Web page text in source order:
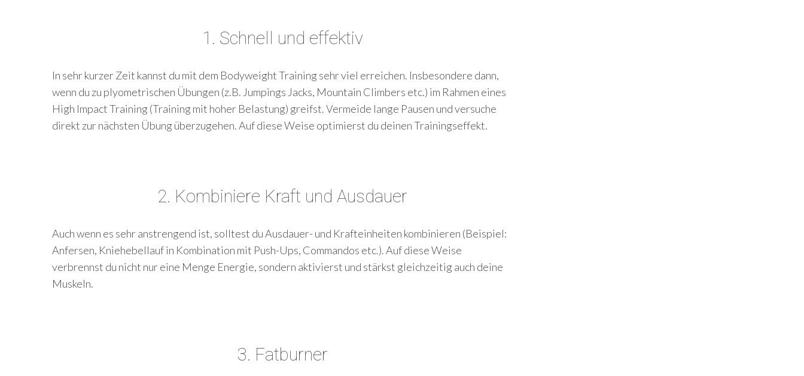
1. Schnell und effektiv
In sehr kurzer Zeit kannst du mit dem Bodyweight Training sehr viel erreichen. Insbesondere dann,
wenn du zu plyometrischen Übungen (z.B. Jumpings Jacks, Mountain Climbers etc.) im Rahmen eines
High Impact Training (Training mit hoher Belastung) greifst. Vermeide lange Pausen und versuche
direkt zur nächsten Übung überzugehen. Auf diese Weise optimierst du deinen Trainingseffekt.
2. Kombiniere Kraft und Ausdauer
Auch wenn es sehr anstrengend ist, solltest du Ausdauer- und Krafteinheiten kombinieren (Beispiel:
Anfersen, Kniehebellauf in Kombination mit Push-Ups, Commandos etc.). Auf diese Weise
verbrennst du nicht nur eine Menge Energie, sondern aktivierst und stärkst gleichzeitig auch deine
Muskeln.
3. Fatburner